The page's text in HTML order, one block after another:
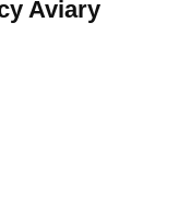
Aviary